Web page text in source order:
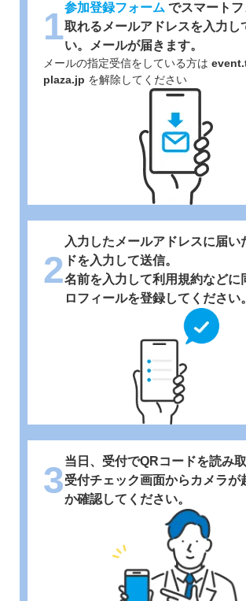
1参加登録フォーム でスマート
取れるメールアドレスを入力し
い。メールが届きます。
メールの指定受信をしている方は
plaza.jp を解除してください
2
入力したメールアドレスに届い
ドを入力して送信。
名前を入力して利用規約などに
ロフィールを登録してください。
3当日、受付でQRコードを読み取
受付チェック画面からカメラが
か確認してください。